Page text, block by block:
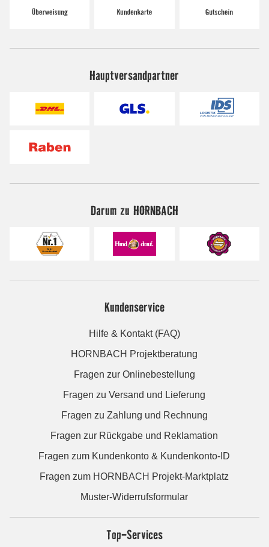
Hauptversandpartner
Darum zu HORNBACH
Kundenservice
Hilfe & Kontakt (FAQ)
HORNBACH Projektberatung
Fragen zur Onlinebestellung
Fragen zu Versand und Lieferung
Fragen zu Zahlung und Rechnung
Fragen zur Rückgabe und Reklamation
Fragen zum Kundenkonto & Kundenkonto-ID
Fragen zum HORNBACH Projekt-Marktplatz
Muster-Widerrufsformular
Top-Services